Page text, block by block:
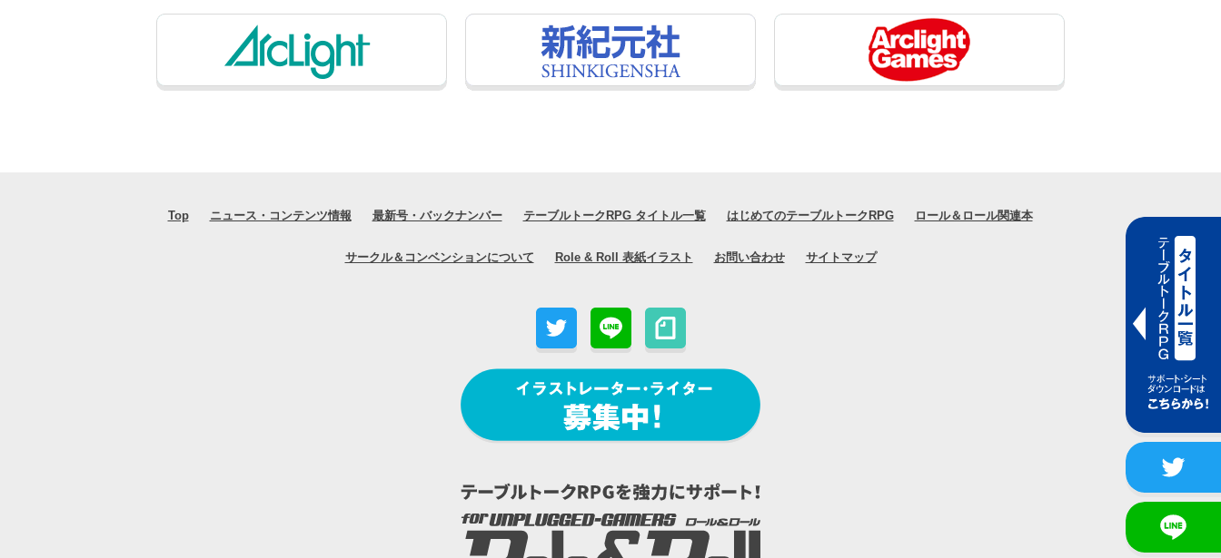
Top ニュース・コンテンツ情報 最新号・バックナンバー テーブルトークRPG タイトル一覧 はじめてのテーブルトークRPG ロール＆ロール関連本
サークル＆コンベンションについて Role & Roll 表紙イラスト お問い合わせ サイトマップ